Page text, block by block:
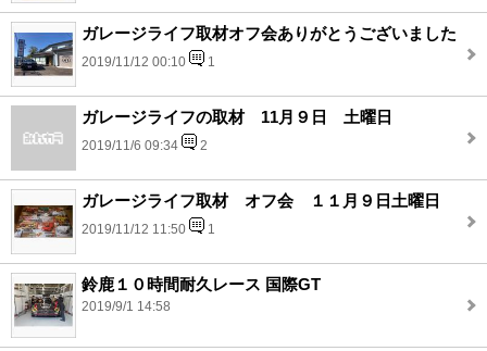
ガレージライフ取材オフ会ありがとうございました
2019/11/12 00:10 1
ガレージライフの取材 11月９日 土曜日
2019/11/6 09:34 2
ガレージライフ取材 オフ会 １１月９日土曜日
2019/11/12 11:50 1
鈴鹿１０時間耐久レース 国際GT
2019/9/1 14:58